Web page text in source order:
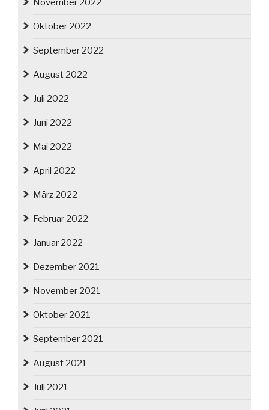
November 2022
Oktober 2022
September 2022
August 2022
Juli 2022
Juni 2022
Mai 2022
April 2022
März 2022
Februar 2022
Januar 2022
Dezember 2021
November 2021
Oktober 2021
September 2021
August 2021
Juli 2021